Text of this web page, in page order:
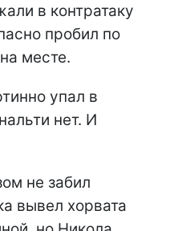
в контратаку
пробил по
месте.
упал в
нет. И
не забил
вывел хорвата